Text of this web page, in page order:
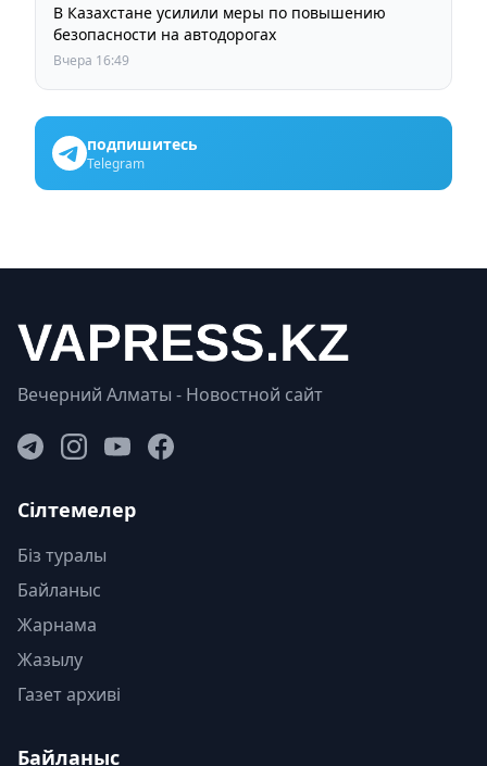
В Казахстане усилили меры по повышению
безопасности на автодорогах
Вчера 16:49
подпишитесь
Telegram
Вечерний Алматы - Новостной сайт
Сілтемелер
Біз туралы
Байланыс
Жарнама
Жазылу
Газет архиві
Байланыс